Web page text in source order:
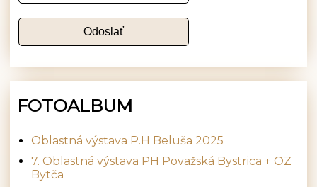
FOTOALBUM
Oblastná výstava P.H Beluša 2025
7. Oblastná výstava PH Považská Bystrica + OZ
Bytča